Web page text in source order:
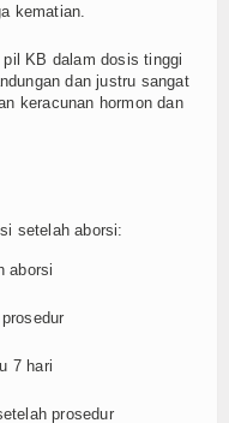
kematian.
pil KB dalam dosis tinggi
dan justru sangat
keracunan hormon dan
setelah aborsi:
aborsi
7 hari
prosedur